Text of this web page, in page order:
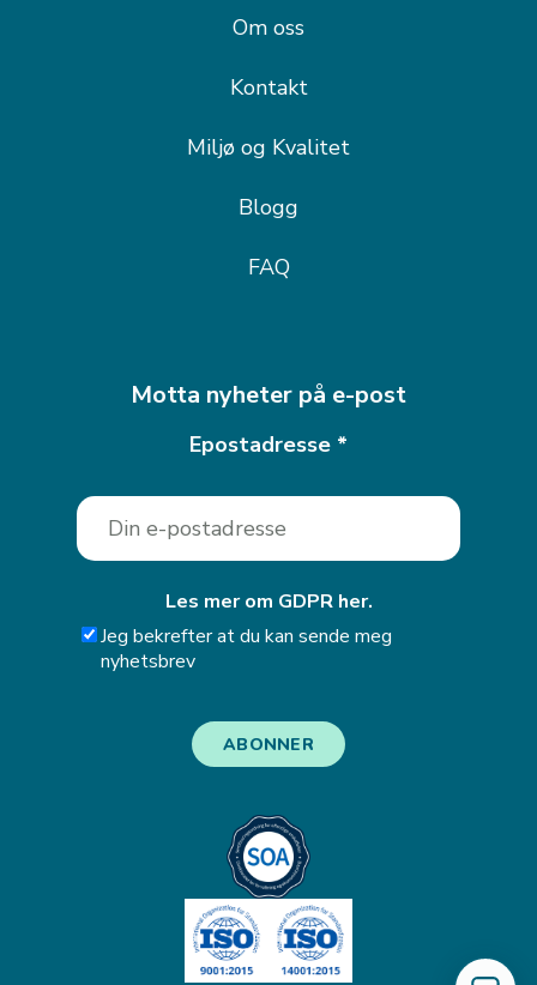
Om oss
Kontakt
Miljø og Kvalitet
Blogg
FAQ
Motta nyheter på e-post
Epostadresse *
Les mer om GDPR her.
Jeg bekrefter at du kan sende meg
nyhetsbrev
ABONNER